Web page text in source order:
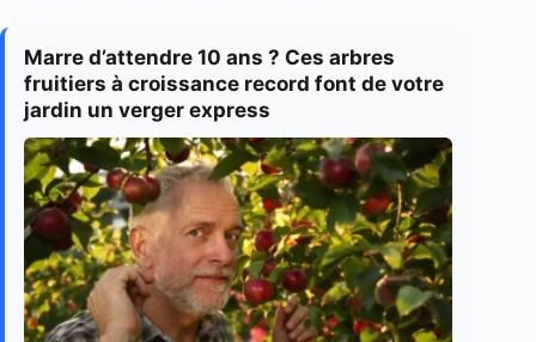
Marre d’attendre 10 ans ? Ces arbres
fruitiers à croissance record font de votre
jardin un verger express